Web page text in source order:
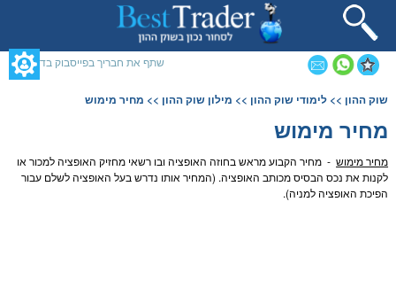
אינטרנט,
לחץ
מרכזי
שתף את חבריך בפייסבוק בדף זה
המרכזי,
ללחוץ
כדי
לדלג
לאזור
שוק ההון >> לימודי שוק ההון >> מילון שוק ההון >> מחיר מימוש
מחיר מימוש
מחיר מימוש- מחיר הקבוע מראש בחוזה האופציהובו רשאי מחזיק האופציהלמכור או
לקנות את נכס הבסיס מכותב האופציה. (המחיר אותו נדרש בעל האופציהלשלם עבור
הפיכת האופציהלמניה).